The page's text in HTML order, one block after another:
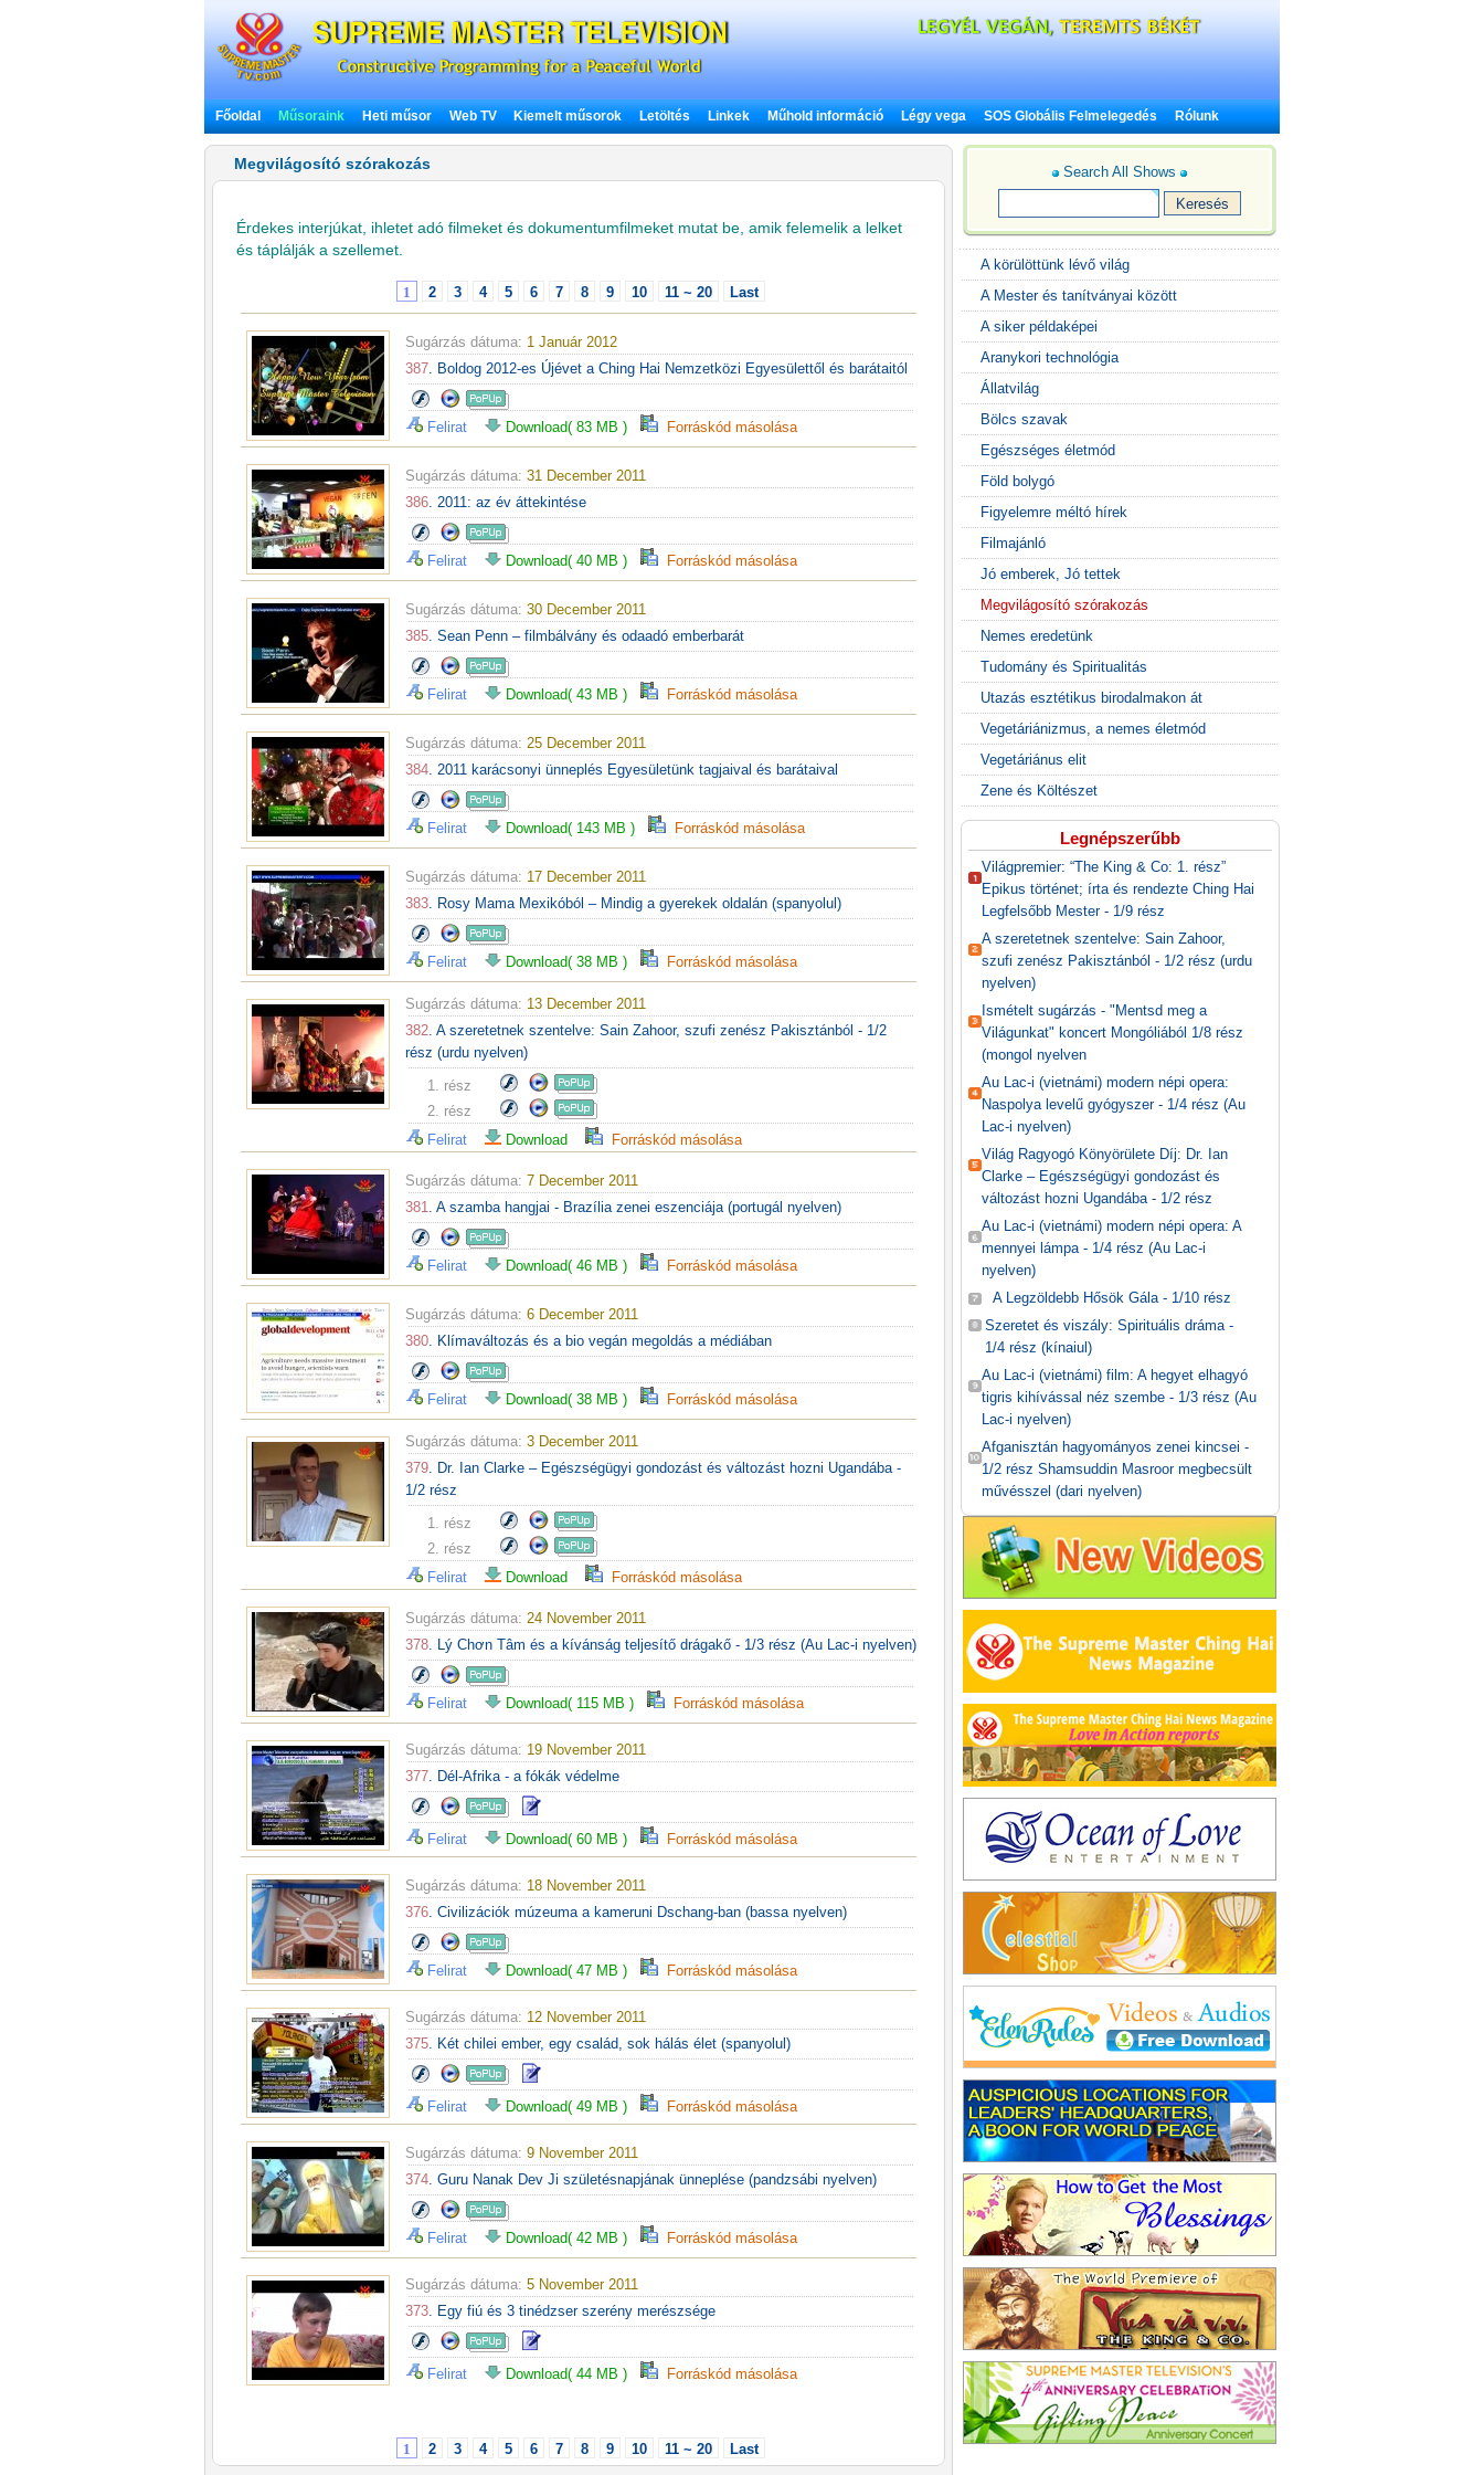
Főoldal Műsoraink Heti műsor Web TV Kiemelt műsorok Letöltés Linkek Műhold információ Légy vega SOS Globális Felmelegedés Rólunk
Megvilágosító szórakozás
Érdekes interjúkat, ihletet adó filmeket és dokumentumfilmeket mutat be, amik felemelik a lelket
és táplálják a szellemet.
1 2 3 4 5 6 7 8 9 10 11 ~ 20 Last
Sugárzás dátuma: 1 Január 2012
387. Boldog 2012-es Újévet a Ching Hai Nemzetközi Egyesülettől és barátaitól
Felirat Download( 83 MB ) Forráskód másolása
Sugárzás dátuma: 31 December 2011
386. 2011: az év áttekintése
Felirat Download( 40 MB ) Forráskód másolása
Sugárzás dátuma: 30 December 2011
385. Sean Penn – filmbálvány és odaadó emberbarát
Felirat Download( 43 MB ) Forráskód másolása
Sugárzás dátuma: 25 December 2011
384. 2011 karácsonyi ünneplés Egyesületünk tagjaival és barátaival
Felirat Download( 143 MB ) Forráskód másolása
Sugárzás dátuma: 17 December 2011
383. Rosy Mama Mexikóból – Mindig a gyerekek oldalán (spanyolul)
Felirat Download( 38 MB ) Forráskód másolása
Sugárzás dátuma: 13 December 2011
382. A szeretetnek szentelve: Sain Zahoor, szufi zenész Pakisztánból - 1/2
rész (urdu nyelven)
1. rész
2. rész
Felirat
Download Forráskód másolása
Sugárzás dátuma: 7 December 2011
381. A szamba hangjai - Brazília zenei eszenciája (portugál nyelven)
Felirat Download( 46 MB ) Forráskód másolása
Sugárzás dátuma: 6 December 2011
380. Klímaváltozás és a bio vegán megoldás a médiában
Felirat Download( 38 MB ) Forráskód másolása
Sugárzás dátuma: 3 December 2011
379. Dr. Ian Clarke – Egészségügyi gondozást és változást hozni Ugandába -
1/2 rész
1. rész
2. rész
Felirat
Download Forráskód másolása
Sugárzás dátuma: 24 November 2011
378. Lý Chơn Tâm és a kívánság teljesítő drágakő - 1/3 rész (Au Lac-i nyelven)
Felirat Download( 115 MB ) Forráskód másolása
Sugárzás dátuma: 19 November 2011
377. Dél-Afrika - a fókák védelme
Felirat Download( 60 MB ) Forráskód másolása
Sugárzás dátuma: 18 November 2011
376. Civilizációk múzeuma a kameruni Dschang-ban (bassa nyelven)
Felirat Download( 47 MB ) Forráskód másolása
Sugárzás dátuma: 12 November 2011
375. Két chilei ember, egy család, sok hálás élet (spanyolul)
Felirat Download( 49 MB ) Forráskód másolása
Sugárzás dátuma: 9 November 2011
374. Guru Nanak Dev Ji születésnapjának ünneplése (pandzsábi nyelven)
Felirat Download( 42 MB ) Forráskód másolása
Sugárzás dátuma: 5 November 2011
373. Egy fiú és 3 tinédzser szerény merészsége
Felirat Download( 44 MB ) Forráskód másolása
1 2 3 4 5 6 7 8 9 10 11 ~ 20 Last
Search All Shows
A körülöttünk lévő világ
A Mester és tanítványai között
A siker példaképei
Aranykori technológia
Állatvilág
Bölcs szavak
Egészséges életmód
Föld bolygó
Figyelemre méltó hírek
Filmajánló
Jó emberek, Jó tettek
Megvilágosító szórakozás
Nemes eredetünk
Tudomány és Spiritualitás
Utazás esztétikus birodalmakon át
Vegetáriánizmus, a nemes életmód
Vegetáriánus elit
Zene és Költészet
Legnépszerűbb
Világpremier: “The King & Co: 1. rész”
Epikus történet; írta és rendezte Ching Hai
Legfelsőbb Mester - 1/9 rész
A szeretetnek szentelve: Sain Zahoor,
szufi zenész Pakisztánból - 1/2 rész (urdu
nyelven)
Ismételt sugárzás - "Mentsd meg a
Világunkat" koncert Mongóliából 1/8 rész
(mongol nyelven
Au Lac-i (vietnámi) modern népi opera:
Naspolya levelű gyógyszer - 1/4 rész (Au
Lac-i nyelven)
Világ Ragyogó Könyörülete Díj: Dr. Ian
Clarke – Egészségügyi gondozást és
változást hozni Ugandába - 1/2 rész
Au Lac-i (vietnámi) modern népi opera: A
mennyei lámpa - 1/4 rész (Au Lac-i
nyelven)
A Legzöldebb Hősök Gála - 1/10 rész
Szeretet és viszály: Spirituális dráma -
1/4 rész (kínaiul)
Au Lac-i (vietnámi) film: A hegyet elhagyó
tigris kihívással néz szembe - 1/3 rész (Au
Lac-i nyelven)
Afganisztán hagyományos zenei kincsei -
1/2 rész Shamsuddin Masroor megbecsült
művésszel (dari nyelven)